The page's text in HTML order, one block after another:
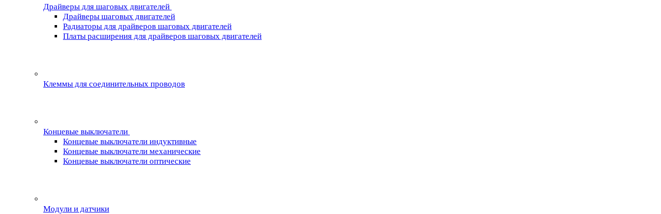
Драйверы для шаговых двигателей
Драйверы шаговых двигателей
Радиаторы для драйверов шаговых двигателей
Платы расширения для драйверов шаговых двигателей
Клеммы для соединительных проводов
Концевые выключатели
Концевые выключатели индуктивные
Концевые выключатели механические
Концевые выключатели оптические
Модули и датчики